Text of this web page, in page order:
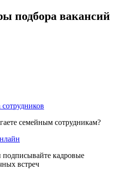
подбора вакансий
семейным сотрудникам?
подписывайте кадровые
встреч